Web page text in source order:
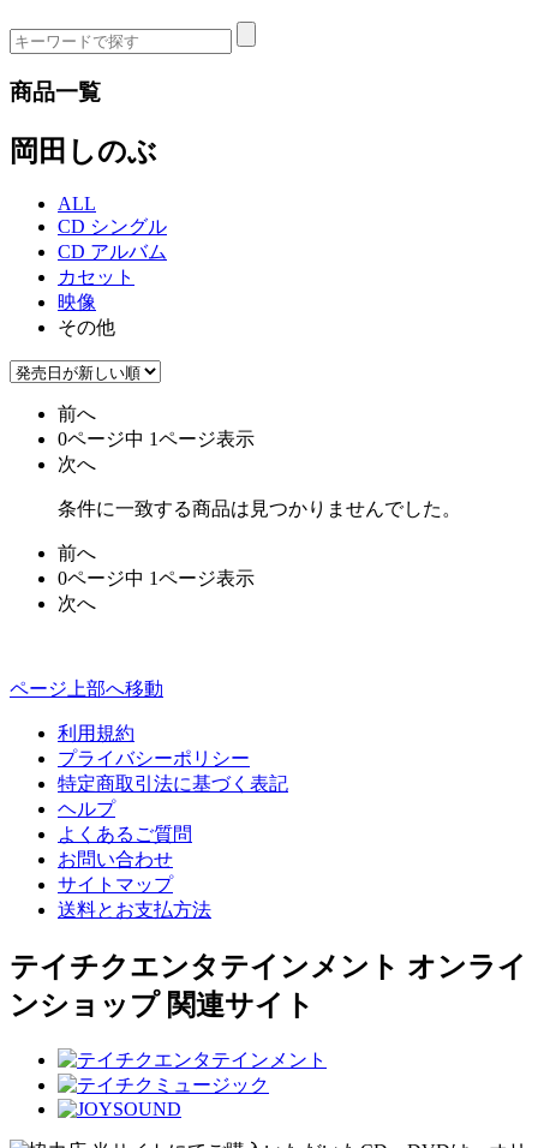
商品一覧
岡田しのぶ
ALL
CD シングル
CD アルバム
カセット
映像
その他
前へ
0ページ中 1ページ表示
次へ
条件に一致する商品は見つかりませんでした。
前へ
0ページ中 1ページ表示
次へ
ページ上部へ移動
利用規約
プライバシーポリシー
特定商取引法に基づく表記
ヘルプ
よくあるご質問
お問い合わせ
サイトマップ
送料とお支払方法
テイチクエンタテインメント オンライ
ンショップ 関連サイト